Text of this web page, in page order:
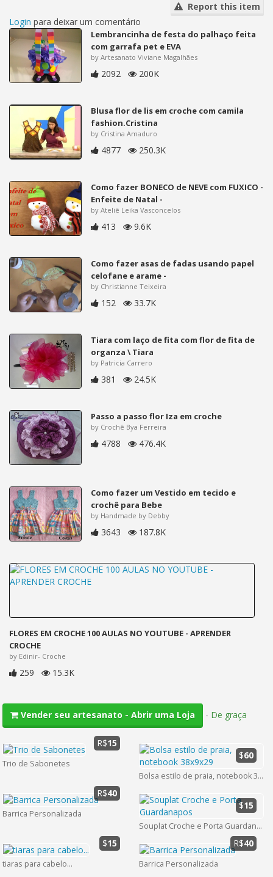
Report this item
Login para deixar um comentário
Lembrancinha de festa do palhaço feita
com garrafa pet e EVA
by Artesanato Viviane Magalhães
2092 200K
Blusa flor de lis em croche com camila
fashion.Cristina
by Cristina Amaduro
4877 250.3K
Como fazer BONECO de NEVE com FUXICO -
Enfeite de Natal -
by Ateliê Leika Vasconcelos
413 9.6K
Como fazer asas de fadas usando papel
celofane e arame -
by Christianne Teixeira
152 33.7K
Tiara com laço de fita com flor de fita de
organza \ Tiara
by Patricia Carrero
381 24.5K
Passo a passo flor Iza em croche
by Crochê Bya Ferreira
4788 476.4K
Como fazer um Vestido em tecido e
crochê para Bebe
by Handmade by Debby
3643 187.8K
FLORES EM CROCHE 100 AULAS NO YOUTUBE - APRENDER
CROCHE
by Edinir- Croche
259 15.3K
Vender seu artesanato - Abrir uma Loja - De graça
Trio de Sabonetes
R$15
Bolsa estilo de praia, notebook 38x9x29
$60
Barrica Personalizada
R$40
Souplat Croche e Porta Guardanapos
$15
tiaras para cabelo...
$15
Barrica Personalizada
R$40